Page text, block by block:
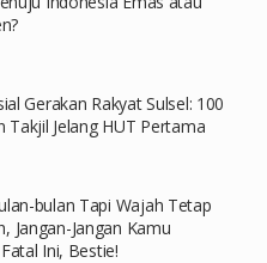
Gerakan Rakyat Sulsel: 100
Takjil Jelang HUT Pertama
bulan Tapi Wajah Tetap
Jangan-Jangan Kamu
Ini, Bestie!